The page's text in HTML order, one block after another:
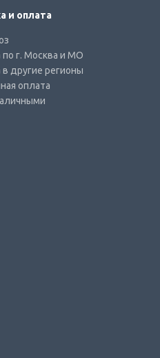
и оплата
по г. Москва и МО
в другие регионы
оплата